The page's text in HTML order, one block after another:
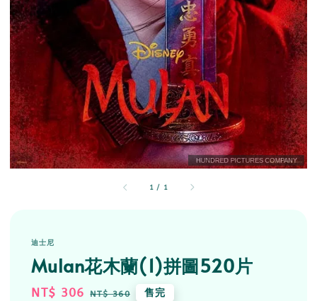
1 / 1
迪士尼
Mulan花木蘭(1)拼圖520片
Sale
NT$ 306 Regular
NT$ 360 售完